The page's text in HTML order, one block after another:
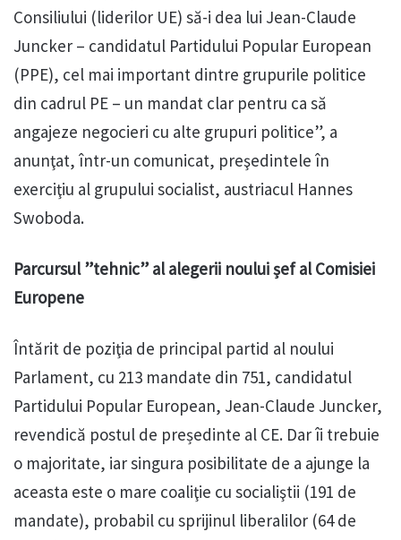
Consiliului (liderilor UE) să-i dea lui Jean-Claude
Juncker – candidatul Partidului Popular European
(PPE), cel mai important dintre grupurile politice
din cadrul PE – un mandat clar pentru ca să
angajeze negocieri cu alte grupuri politice”, a
anunţat, într-un comunicat, preşedintele în
exerciţiu al grupului socialist, austriacul Hannes
Swoboda.
Parcursul ”tehnic” al alegerii noului șef al Comisiei
Europene
Întărit de poziţia de principal partid al noului
Parlament, cu 213 mandate din 751, candidatul
Partidului Popular European, Jean-Claude Juncker,
revendică postul de președinte al CE. Dar îi trebuie
o majoritate, iar singura posibilitate de a ajunge la
aceasta este o mare coaliţie cu socialiştii (191 de
mandate), probabil cu sprijinul liberalilor (64 de